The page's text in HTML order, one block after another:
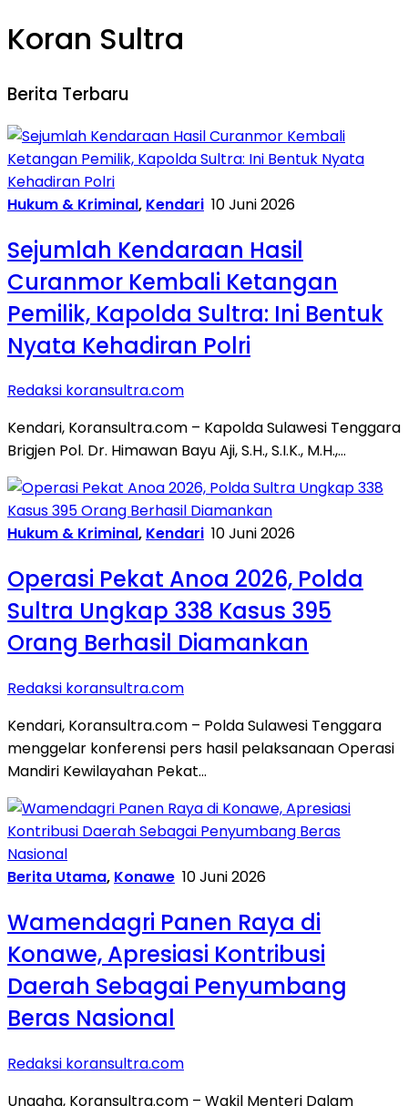
Koran Sultra
Berita Terbaru
Hukum & Kriminal, Kendari 10 Juni 2026
Sejumlah Kendaraan Hasil
Curanmor Kembali Ketangan
Pemilik, Kapolda Sultra: Ini Bentuk
Nyata Kehadiran Polri
Redaksi koransultra.com
Kendari, Koransultra.com – Kapolda Sulawesi Tenggara
Brigjen Pol. Dr. Himawan Bayu Aji, S.H., S.I.K., M.H.,…
Hukum & Kriminal, Kendari 10 Juni 2026
Operasi Pekat Anoa 2026, Polda
Sultra Ungkap 338 Kasus 395
Orang Berhasil Diamankan
Redaksi koransultra.com
Kendari, Koransultra.com – Polda Sulawesi Tenggara
menggelar konferensi pers hasil pelaksanaan Operasi
Mandiri Kewilayahan Pekat…
Berita Utama, Konawe 10 Juni 2026
Wamendagri Panen Raya di
Konawe, Apresiasi Kontribusi
Daerah Sebagai Penyumbang
Beras Nasional
Redaksi koransultra.com
Unaaha, Koransultra.com – Wakil Menteri Dalam